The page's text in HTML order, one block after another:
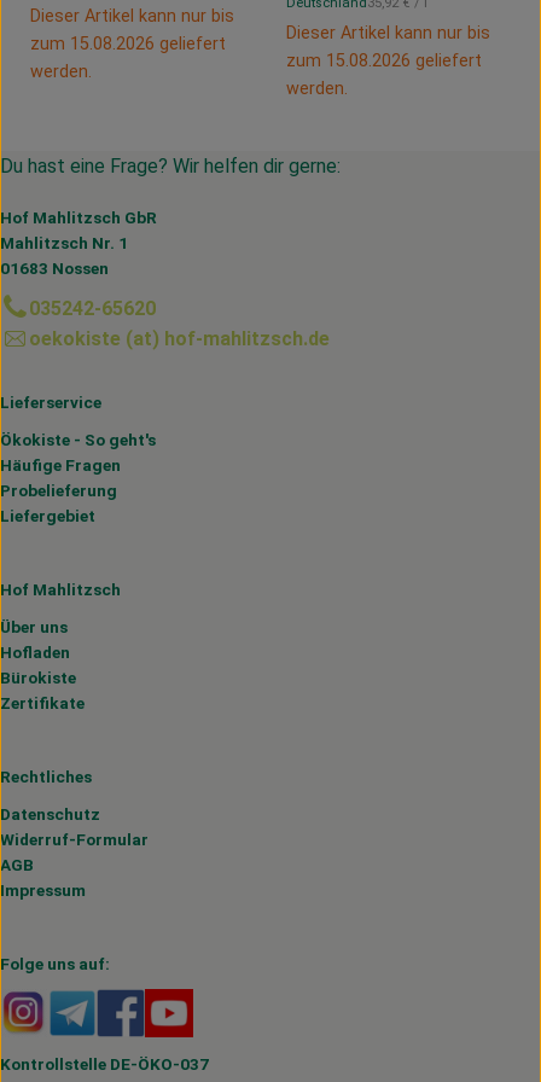
Dieser Artikel kann nur bis
zum 15.08.2026 geliefert
werden.
, Herkunft:
Deutschland 35,92 € / l
Dieser Artikel kann nur bis
zum 15.08.2026 geliefert
werden.
Du hast eine Frage? Wir helfen dir gerne:
Hof Mahlitzsch GbR
Mahlitzsch Nr. 1
01683 Nossen
035242-65620
oekokiste (at) hof-mahlitzsch.de
Lieferservice
Ökokiste - So geht's
Häufige Fragen
Probelieferung
Liefergebiet
Hof Mahlitzsch
Über uns
Hofladen
Bürokiste
Zertifikate
Rechtliches
Datenschutz
Widerruf-Formular
AGB
Impressum
Folge uns auf:
Externer Link zu https://www.instagram.com/
Externer Link zu https://t.me/s/hofmahlitzsch
Externer Link zu https://www.facebook.com/
Kontrollstelle DE-ÖKO-037